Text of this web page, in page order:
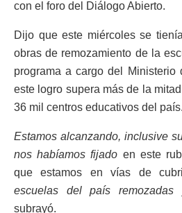
con el foro del Diálogo Abierto.
Dijo que este miércoles se
obras de remozamiento de la
programa a cargo del Ministerio
este logro supera más de la
36 mil centros educativos del país.
Estamos alcanzando, inclusive
nos habíamos fijado en este
que estamos en vías de
escuelas del país remozadas
subrayó.